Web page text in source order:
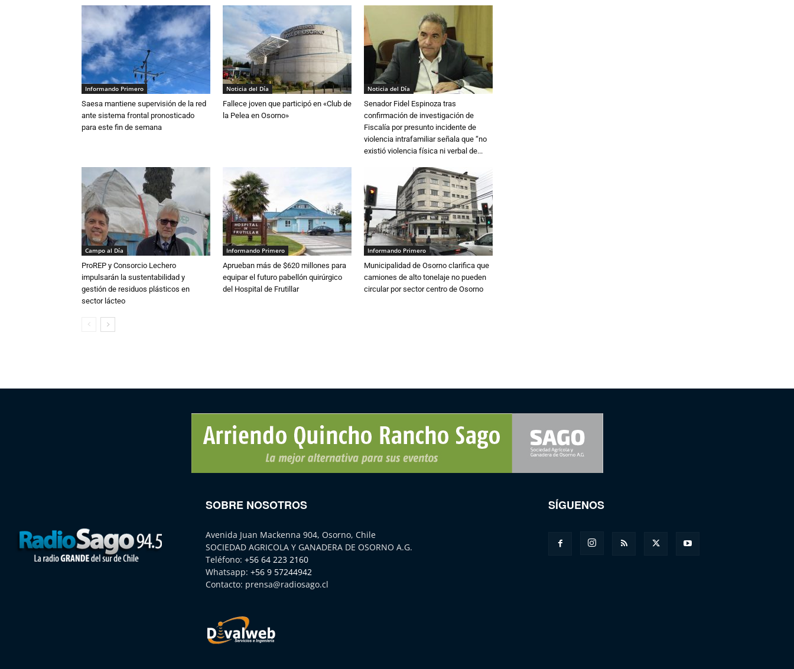
Informando Primero
Saesa mantiene supervisión de la red
ante sistema frontal pronosticado
para este fin de semana
Noticia del Día
Fallece joven que participó en «Club de
la Pelea en Osorno»
Noticia del Día
Senador Fidel Espinoza tras
confirmación de investigación de
Fiscalía por presunto incidente de
violencia intrafamiliar señala que “no
existió violencia física ni verbal de...
Campo al Día
ProREP y Consorcio Lechero
impulsarán la sustentabilidad y
gestión de residuos plásticos en
sector lácteo
Informando Primero
Aprueban más de $620 millones para
equipar el futuro pabellón quirúrgico
del Hospital de Frutillar
Informando Primero
Municipalidad de Osorno clarifica que
camiones de alto tonelaje no pueden
circular por sector centro de Osorno
SOBRE NOSOTROS
Avenida Juan Mackenna 904, Osorno, Chile
SOCIEDAD AGRICOLA Y GANADERA DE OSORNO A.G.
Teléfono: +56 64 223 2160
Whatsapp: +56 9 57244942
Contacto: prensa@radiosago.cl
SÍGUENOS